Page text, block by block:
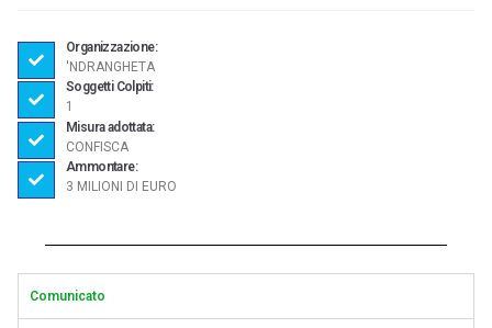
Organizzazione:
'NDRANGHETA
Soggetti Colpiti:
1
Misura adottata:
CONFISCA
Ammontare:
3 MILIONI DI EURO
Comunicato